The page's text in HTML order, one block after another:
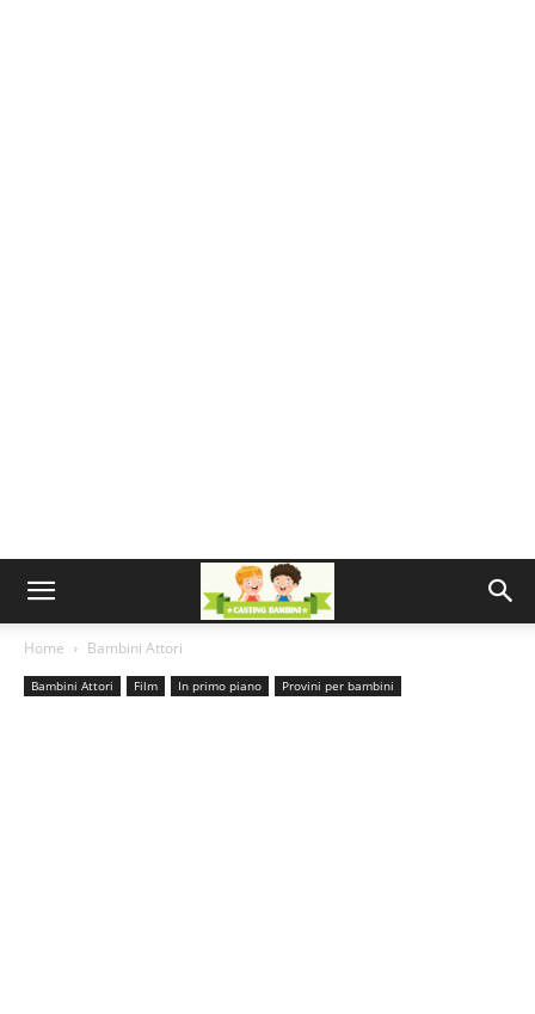
Home Bambini Attori
Bambini Attori Film In primo piano Provini per bambini